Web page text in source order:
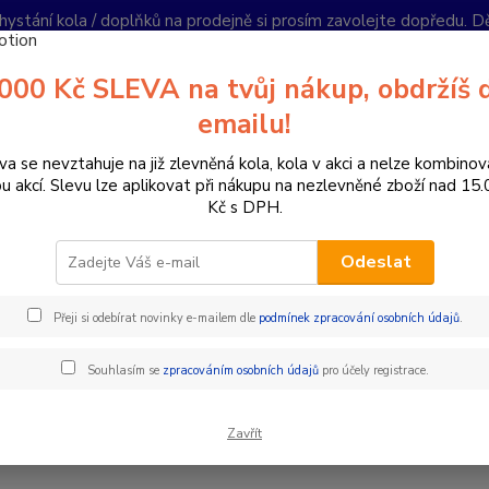
kola / doplňků na prodejně si prosím zavolejte dopředu.
Hledat
PO-
se můžeme tešit v nové
novinek elektrokolCrussis 2025,elektrokola přošla
změny a inovace v oblasti designu a technologie. V
elektrkol nabízí pohodlnější svezení vhodné i pro každodenní
modely s nejnovější technologií výroby osazené špičkovými
Kč SLEVA na tvůj nákup, obdržíš
emailu!
se nevztahuje na již zlevněná kola, kola v akci a nelze
akcí. Slevu lze aplikovat při nákupu na nezlevněné zboží nad
Kč s DPH.
Odeslat
Přeji si odebírat novinky e-mailem dle podmínek zpracování osobních údajů.
Souhlasím se zpracováním osobních údajůpro účely registrace.
Zavřít